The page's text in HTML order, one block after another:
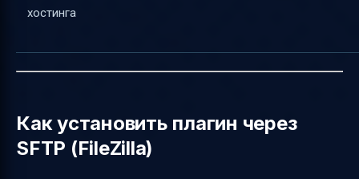
хостинга
Как установить плагин через
SFTP (FileZilla)